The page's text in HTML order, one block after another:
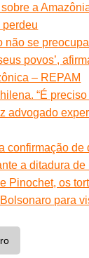
a
perdeu
não se
povos’,
– REPAM
“É
advogado
confirmação de
a ditadura
Pinochet, os
para